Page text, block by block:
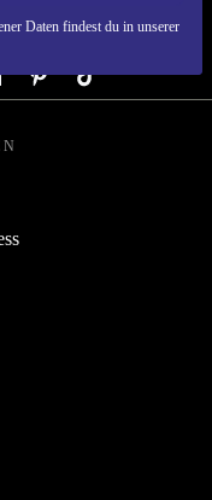
Daten findest du in unserer